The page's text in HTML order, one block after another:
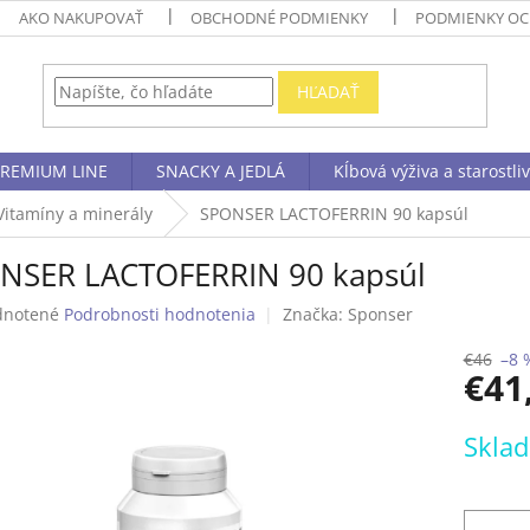
AKO NAKUPOVAŤ OBCHODNÉ PODMIENKY PODMIENKY
HĽADAŤ
LINE SNACKY A JEDLÁ
Kĺbová výživa a
a minerály SPONSER LACTOFERRIN 90 kapsúl
LACTOFERRIN 90 kapsúl
Podrobnosti hodnotenia Značka: Sponser
€46 –8
cena: